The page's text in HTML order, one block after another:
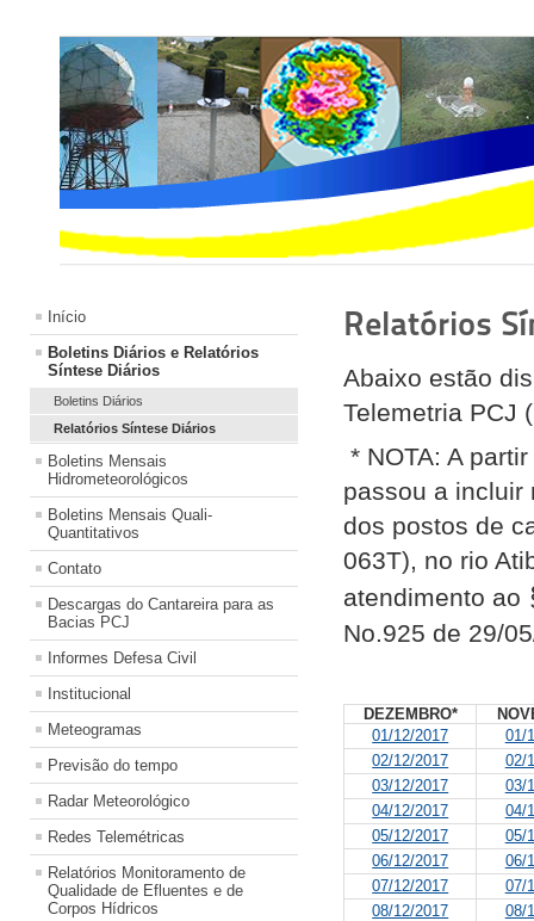
Início
Boletins Diários e Relatórios
Síntese Diários
Boletins Diários
Relatórios Síntese Diários
Boletins Mensais
Hidrometeorológicos
Boletins Mensais Quali-
Quantitativos
Contato
Descargas do Cantareira para as
Bacias PCJ
Informes Defesa Civil
Institucional
Meteogramas
Previsão do tempo
Radar Meteorológico
Redes Telemétricas
Relatórios Monitoramento de
Qualidade de Efluentes e de
Corpos Hídricos
Relatórios
Abaixo estão
Telemetria PCJ
* NOTA: A
passou a incluir
dos postos de
063T), no rio
atendimento ao
No.925 de 29/
DEZEMBRO*
01/12/2017
01/
02/12/2017
02/
03/12/2017
03/
04/12/2017
04/
05/12/2017
05/
06/12/2017
06/
07/12/2017
07/
08/12/2017
08/